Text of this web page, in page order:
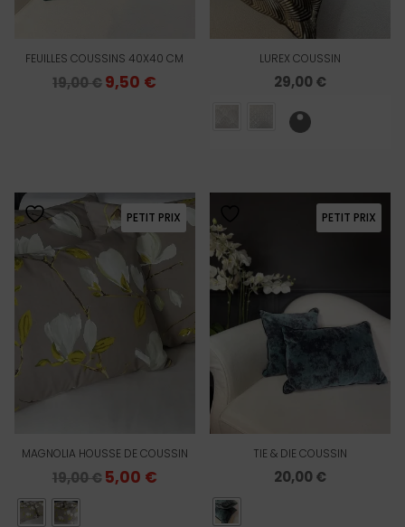
FEUILLES COUSSINS 40X40 CM
19,00€Le
9,50 €
LUREX COUSSIN
29,00€
PETIT PRIX
MAGNOLIA HOUSSE DE COUSSIN
19,00€ Le
5,00 €Le
PETIT PRIX
TIE & DIE COUSSIN
20,00€